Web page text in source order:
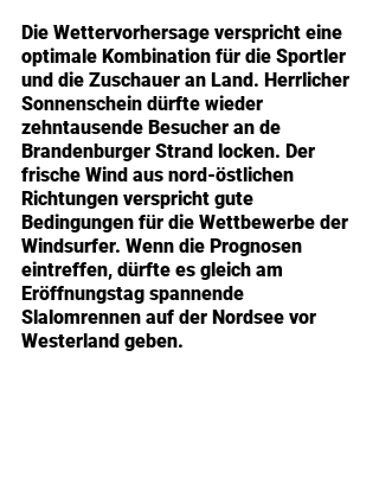
Die Wettervorhersage verspricht eine
optimale Kombination für die Sportler
und die Zuschauer an Land. Herrlicher
Sonnenschein dürfte wieder
zehntausende Besucher an de
Brandenburger Strand locken. Der
frische Wind aus nord-östlichen
Richtungen verspricht gute
Bedingungen für die Wettbewerbe der
Windsurfer. Wenn die Prognosen
eintreffen, dürfte es gleich am
Eröffnungstag spannende
Slalomrennen auf der Nordsee vor
Westerland geben.